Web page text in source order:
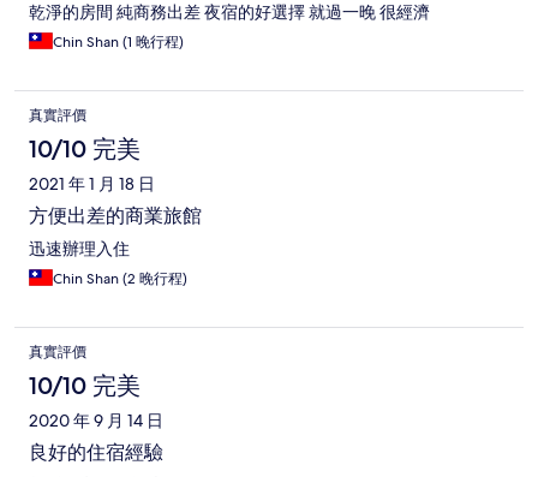
乾淨的房間 純商務出差 夜宿的好選擇 就過一晚 很經濟
Chin Shan (1 晚行程)
真實評價
10/10 完美
2021 年 1 月 18 日
方便出差的商業旅館
迅速辦理入住
Chin Shan (2 晚行程)
真實評價
10/10 完美
2020 年 9 月 14 日
良好的住宿經驗